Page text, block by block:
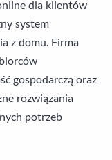
dla klientów
system
z domu. Firma
gospodarczą oraz
rozwiązania
potrzeb